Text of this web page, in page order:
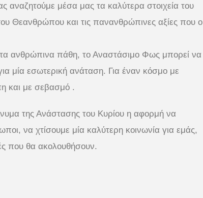
αναζητούμε μέσα μας τα καλύτερα στοιχεία του
Θεανθρώπου και τις πανανθρώπινες αξίες που ο
τα ανθρώπινα πάθη, το Αναστάσιμο Φως μπορεί να
μία εσωτερική ανάταση. Για έναν κόσμο με
και με σεβασμό .
της Ανάστασης του Κυρίου η αφορμή να
να χτίσουμε μία καλύτερη κοινωνία για εμάς,
που θα ακολουθήσουν.